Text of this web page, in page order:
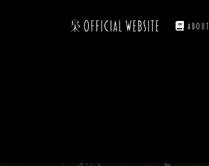
About